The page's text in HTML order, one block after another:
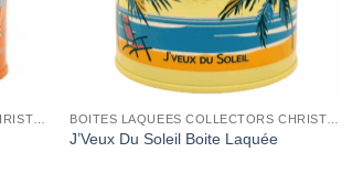
J’Veux Du Soleil Boite Laquée